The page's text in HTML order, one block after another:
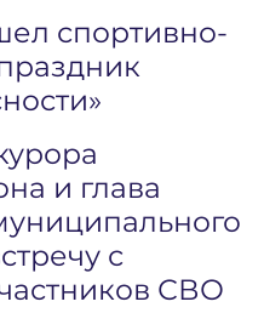
спортивно-
и глава
с
СВО